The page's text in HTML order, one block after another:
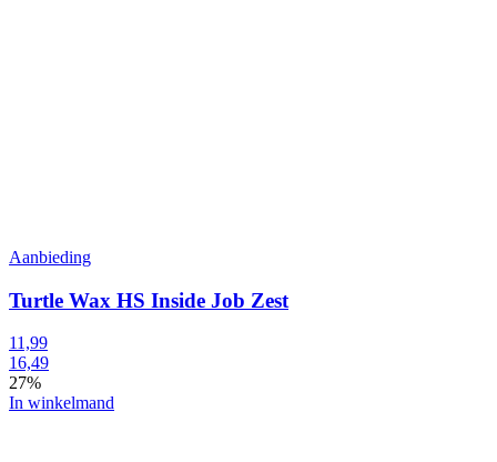
Aanbieding
Turtle Wax HS Inside Job Zest
11,99
16,49
27%
In winkelmand